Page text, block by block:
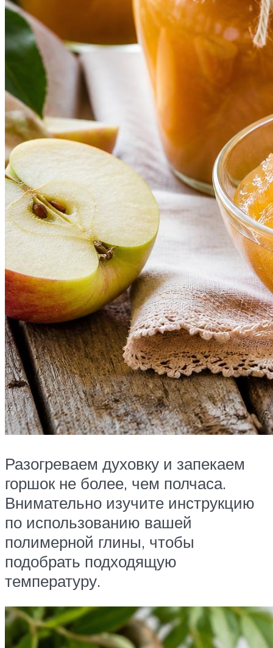
Разогреваем духовку и запекаем
горшок не более, чем полчаса.
Внимательно изучите инструкцию
по использованию вашей
полимерной глины, чтобы
подобрать подходящую
температуру.